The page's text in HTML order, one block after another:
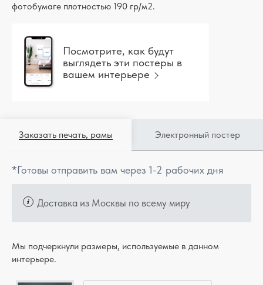
фотобумаге плотностью 190 гр/м2.
Посмотрите, как будут
выглядеть эти постеры в
вашем интерьере
Заказать печать, рамы Электронный постер
*Готовы отправить вам через 1-2 рабочих дня
Доставка из Москвы по всему миру
Мы подчеркнули размеры, используемые в данном
интерьере.